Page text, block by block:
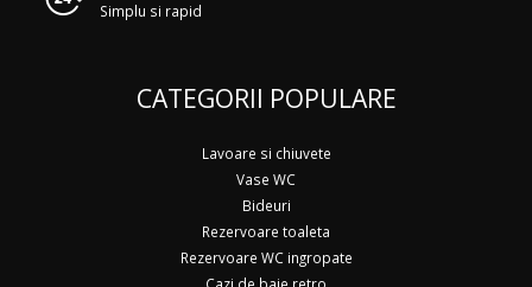
Simplu si rapid
CATEGORII POPULARE
Lavoare si chiuvete
Vase WC
Bideuri
Rezervoare toaleta
Rezervoare WC ingropate